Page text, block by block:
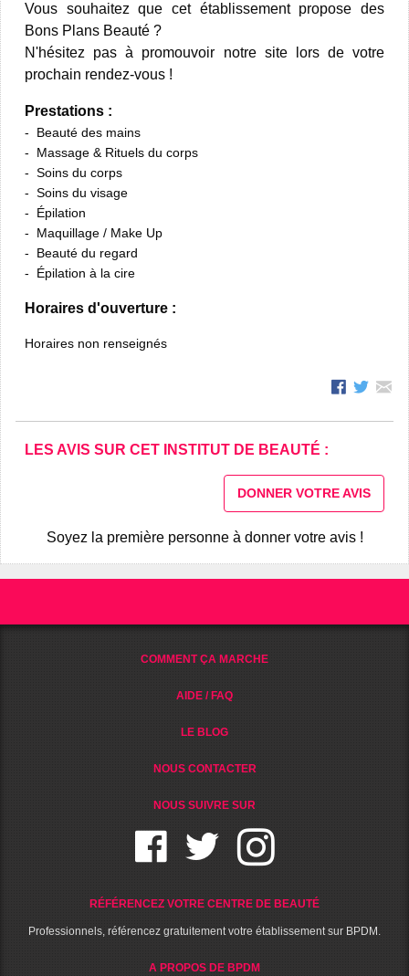
Vous souhaitez que cet établissement propose des
Bons Plans Beauté ?
N'hésitez pas à promouvoir notre site lors de votre
prochain rendez-vous !
Prestations :
Beauté des mains
Massage & Rituels du corps
Soins du corps
Soins du visage
Épilation
Maquillage / Make Up
Beauté du regard
Épilation à la cire
Horaires d'ouverture :
Horaires non renseignés
LES AVIS SUR CET INSTITUT DE BEAUTÉ :
DONNER VOTRE AVIS
Soyez la première personne à donner votre avis !
COMMENT ÇA MARCHE
AIDE / FAQ
LE BLOG
NOUS CONTACTER
NOUS SUIVRE SUR
RÉFÉRENCEZ VOTRE CENTRE DE BEAUTÉ
Professionnels, référencez gratuitement votre établissement sur BPDM.
A PROPOS DE BPDM